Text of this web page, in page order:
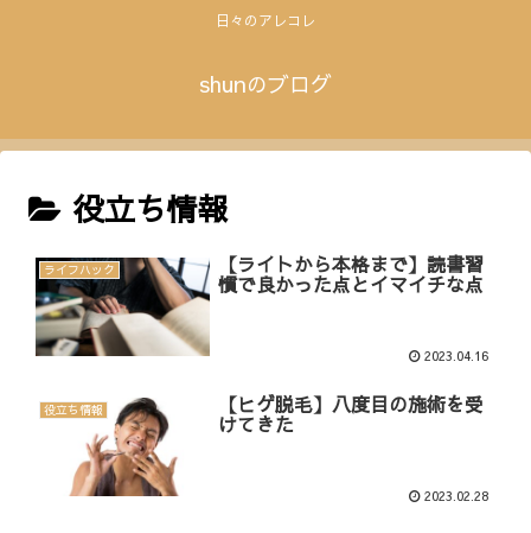
日々のアレコレ
shunのブログ
役立ち情報
ライフハック 【ライトから本格まで】読書習
慣で良かった点とイマイチな点
2023.04.16
役立ち情報 【ヒゲ脱毛】八度目の施術を受
けてきた
2023.02.28